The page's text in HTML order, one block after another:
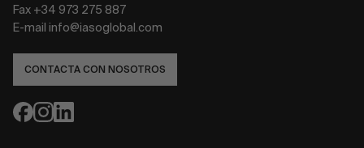
Fax +34 973 275 887
E-mail info@iasoglobal.com
CONTACTA CON NOSOTROS